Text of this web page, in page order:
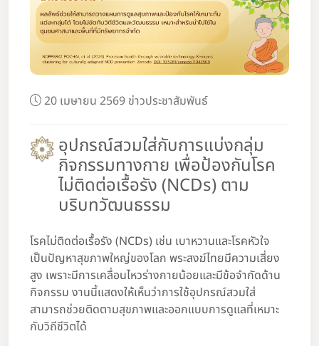
20 เมษายน 2569 ข่าวประชาสัมพันธ์
อุปกรณ์สวมใส่กับการแบ่งกลุ่ม
กิจกรรมทางกาย เพื่อป้องกันโรค
ไม่ติดต่อเรื้อรัง (NCDs) ตาม
บริบทวัฒนธรรม
โรคไม่ติดต่อเรื้อรัง (NCDs) เช่น เบาหวานและโรคหัวใจ
เป็นปัญหาสุขภาพใหญ่ของโลก พระสงฆ์ไทยมีความเสี่ยง
สูง เพราะมีการเคลื่อนไหวร่างกายน้อยและมีข้อจำกัดด้าน
กิจกรรม งานนี้แสดงให้เห็นว่าการใช้อุปกรณ์สวมใส่
สามารถช่วยติดตามสุขภาพและออกแบบการดูแลที่เหมาะ
กับวิถีชีวิตได้